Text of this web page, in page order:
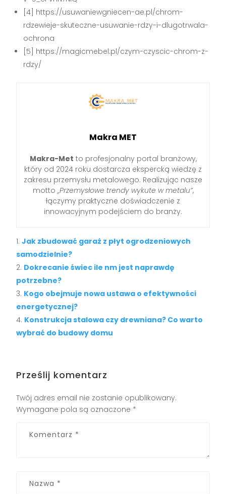
[4] https://usuwaniewgniecen-ae.pl/chrom-
rdzewieje-skuteczne-usuwanie-rdzy-i-dlugotrwala-
ochrona
[5] https://magicmebel.pl/czym-czyscic-chrom-z-
rdzy/
Makra MET
Makra-Met to profesjonalny portal branżowy,
który od 2024 roku dostarcza ekspercką wiedzę z
zakresu przemysłu metalowego. Realizując nasze
motto„Przemysłowe trendy wykute w metalu”,
łączymy praktyczne doświadczenie z
innowacyjnym podejściem do branży.
Jak zbudować garaż z płyt ogrodzeniowych
samodzielnie?
Dokrecanie świec ile nm jest naprawdę
potrzebne?
Kogo obejmuje nowa ustawa o efektywności
energetycznej?
Konstrukcja stalowa czy drewniana? Co warto
wybrać do budowy domu
Prześlij komentarz
Twój adres email nie zostanie opublikowany.
Wymagane pola są oznaczone *